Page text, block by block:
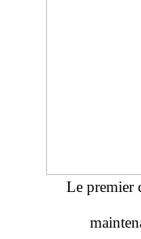
Le premier